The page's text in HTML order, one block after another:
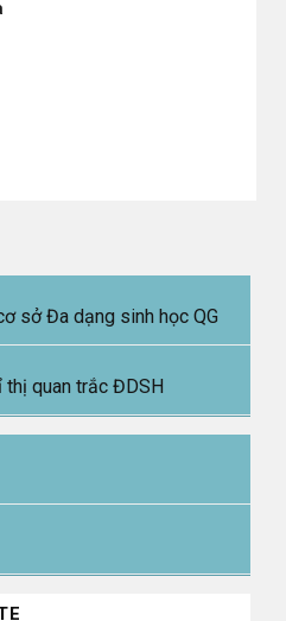
sở Đa dạng sinh học QG
thị quan trắc ĐDSH